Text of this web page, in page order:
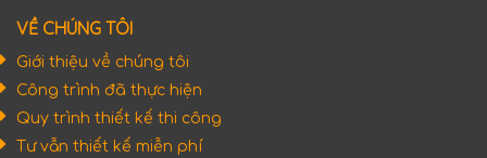
VỀ CHÚNG TÔI
Giới thiệu về chúng tôi
Công trình đã thực hiện
Quy trình thiết kế thi công
Tư vẫn thiết kế miễn phí